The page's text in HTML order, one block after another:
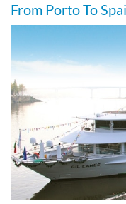
From Porto To